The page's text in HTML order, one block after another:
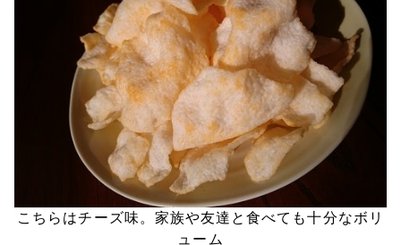
こちらはチーズ味。家族や友達と食べても十分なボリ
ューム